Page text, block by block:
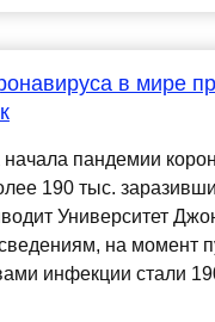
в мире
пандемии
190 тыс.
Университет
на момент
инфекции стали